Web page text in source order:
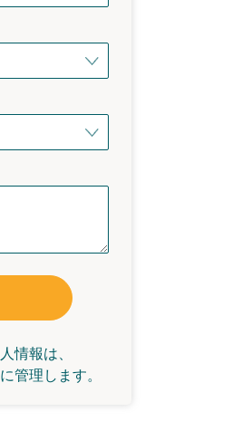
情報は、
管理します。